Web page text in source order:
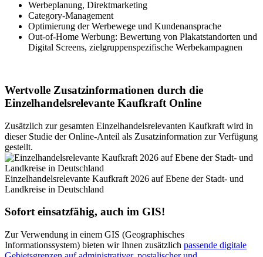
Werbeplanung, Direktmarketing
Category-Management
Optimierung der Werbewege und Kundenansprache
Out-of-Home Werbung: Bewertung von Plakatstandorten und
Digital Screens, zielgruppenspezifische Werbekampagnen
Wertvolle Zusatzinformationen durch die
Einzelhandelsrelevante Kaufkraft Online
Zusätzlich zur gesamten Einzelhandelsrelevanten Kaufkraft wird in
dieser Studie der Online-Anteil als Zusatzinformation zur Verfügung
gestellt.
Einzelhandelsrelevante Kaufkraft 2026 auf Ebene der Stadt- und
Landkreise in Deutschland
Sofort einsatzfähig, auch im GIS!
Zur Verwendung in einem GIS (Geographisches
Informationssystem) bieten wir Ihnen zusätzlich passende digitale